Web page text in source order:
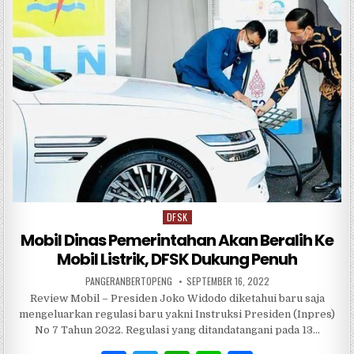
o
o
k
A
p
p
Posted
DFSK
Mobil Dinas Pemerintahan Akan Beralih Ke
Mobil Listrik, DFSK Dukung Penuh
PANGERANBERTOPENG SEPTEMBER 16, 2022
Review Mobil – Presiden Joko Widodo diketahui baru saja
mengeluarkan regulasi baru yakni Instruksi Presiden (Inpres)
No 7 Tahun 2022. Regulasi yang ditandatangani pada 13…